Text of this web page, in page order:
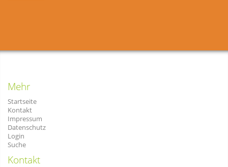
Mehr
Startseite
Kontakt
Impressum
Datenschutz
Login
Suche
Kontakt